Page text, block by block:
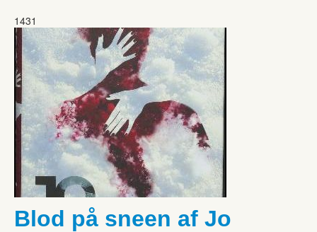
1431
Blod på sneen af Jo